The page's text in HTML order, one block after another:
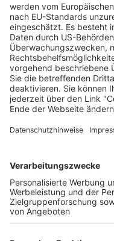
Open Air mit
Festival startet
Wochenbericht
Freiburger